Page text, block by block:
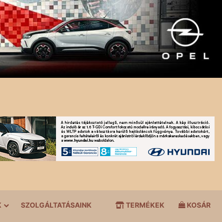
SZOLGÁLTATÁSAINK TERMÉKEK KOSÁR